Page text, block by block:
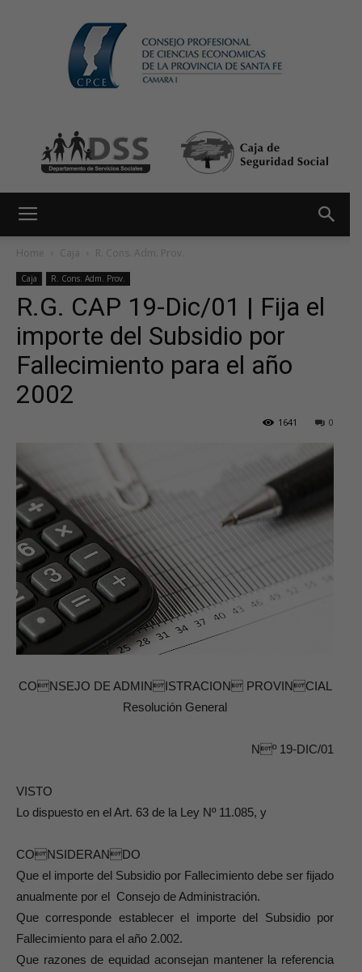
Home Caja R. Cons. Adm. Prov.
Caja R. Cons. Adm. Prov.
R.G. CAP 19-Dic/01 | Fija el
importe del Subsidio por
Fallecimiento para el año
2002
0
1641
CONSEJO DE ADMINISTRACION PROVINCIAL
Resolución General
Nº 19-DIC/01
VISTO
Lo dispuesto en el Art. 63 de la Ley Nº 11.085, y
CONSIDERANDO
Que el importe del Subsidio por Fallecimiento debe ser fijado
anualmente por el Consejo de Administración.
Que corresponde establecer el importe del Subsidio por
Fallecimiento para el año 2.002.
Que razones de equidad aconsejan mantener la referencia